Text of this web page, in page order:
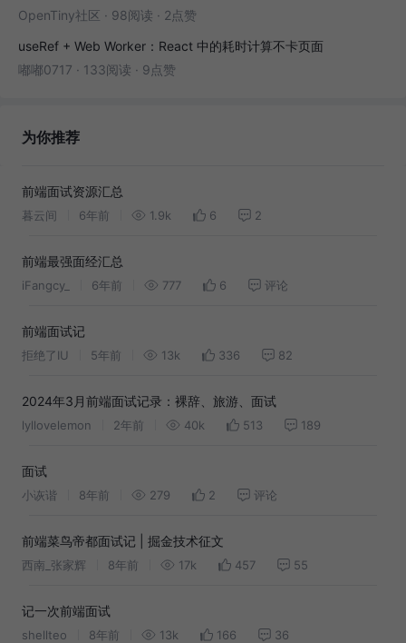
OpenTiny社区 · 98阅读 · 2点赞
useRef + Web Worker：React 中的耗时计算不卡页面
嘟嘟0717 · 133阅读 · 9点赞
为你推荐
前端面试资源汇总
暮云间 6年前 1.9k 6 2
前端最强面经汇总
iFangcy_ 6年前 777 6 评论
前端面试记
拒绝了IU 5年前 13k 336 82
2024年3月前端面试记录：裸辞、旅游、面试
lyllovelemon 2年前 40k 513 189
面试
小诙谐 8年前 279 2 评论
前端菜鸟帝都面试记 | 掘金技术征文
西南_张家辉 8年前 17k 457 55
记一次前端面试
shellteo 8年前 13k 166 36